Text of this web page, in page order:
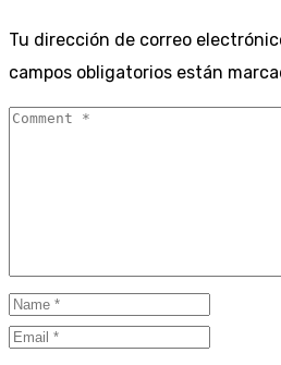
Tu dirección de correo
campos obligatorios están